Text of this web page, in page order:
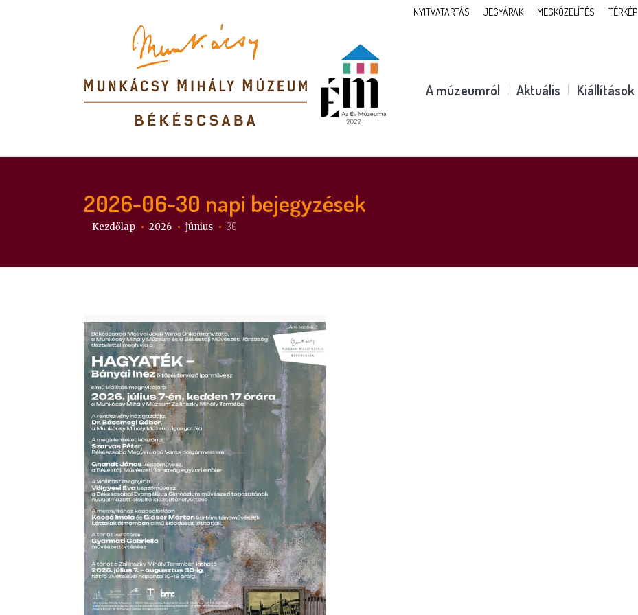
NYITVATARTÁS JEGYÁRAK MEGKÖZELÍTÉS TÉRKÉP
A múzeumról Aktuális Kiállítások
2026-06-30 napi bejegyzések
Itt vagy:
Kezdőlap 2026 június 30